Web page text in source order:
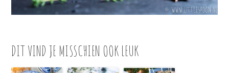
DIT VIND JE MISSCHIEN OOK LEUK